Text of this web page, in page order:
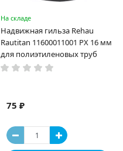
На складе
Надвижная гильза Rehau
Rautitan 11600011001 PX 16 мм
для полиэтиленовых труб
75 ₽